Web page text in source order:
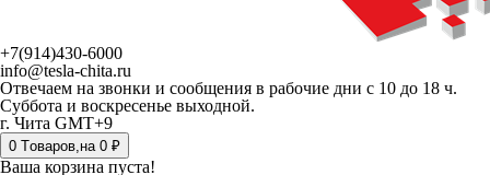
+7(914)430-6000
info@tesla-chita.ru
Отвечаем на звонки и сообщения в рабочие дни с 10 до 18 ч.
Суббота и воскресенье выходной.
г. Чита GMT+9
0 Tоваров,на 0 ₽
Ваша корзина пуста!